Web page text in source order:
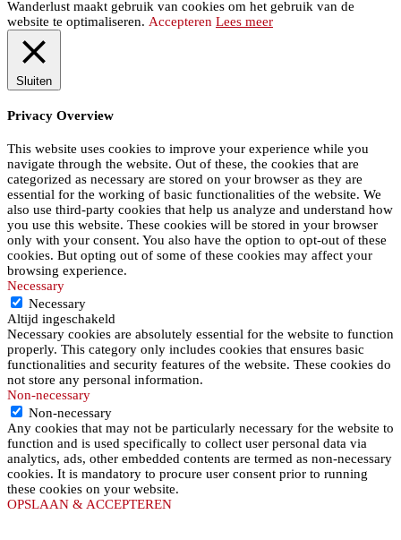
Wanderlust maakt gebruik van cookies om het gebruik van de
website te optimaliseren. Accepteren Lees meer
Sluiten
Privacy Overview
This website uses cookies to improve your experience while you
navigate through the website. Out of these, the cookies that are
categorized as necessary are stored on your browser as they are
essential for the working of basic functionalities of the website. We
also use third-party cookies that help us analyze and understand how
you use this website. These cookies will be stored in your browser
only with your consent. You also have the option to opt-out of these
cookies. But opting out of some of these cookies may affect your
browsing experience.
Necessary
Necessary
Altijd ingeschakeld
Necessary cookies are absolutely essential for the website to function
properly. This category only includes cookies that ensures basic
functionalities and security features of the website. These cookies do
not store any personal information.
Non-necessary
Non-necessary
Any cookies that may not be particularly necessary for the website to
function and is used specifically to collect user personal data via
analytics, ads, other embedded contents are termed as non-necessary
cookies. It is mandatory to procure user consent prior to running
these cookies on your website.
OPSLAAN & ACCEPTEREN